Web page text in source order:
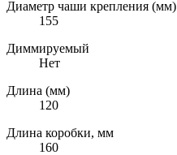
Диаметр чаши крепления (мм)
155
Диммируемый
Нет
Длина (мм)
120
Длина коробки, мм
160